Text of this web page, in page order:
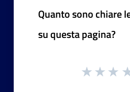
Quanto sono chiare
su questa pagina?